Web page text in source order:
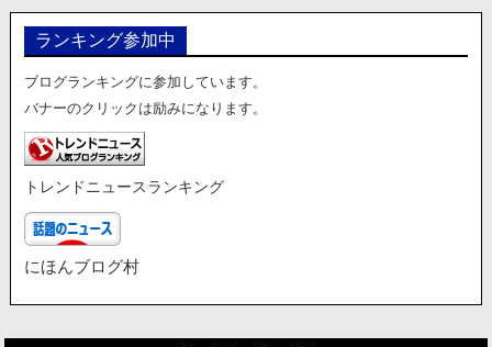
リ
ランキング参加中
ブログランキングに参加しています。
バナーのクリックは励みになります。
トレンドニュースランキング
にほんブログ村